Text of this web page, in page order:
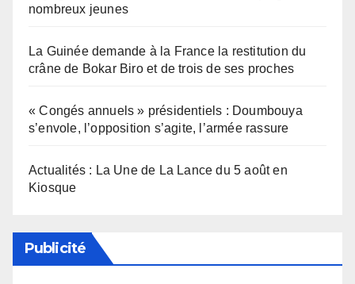
nombreux jeunes
La Guinée demande à la France la restitution du
crâne de Bokar Biro et de trois de ses proches
« Congés annuels » présidentiels : Doumbouya
s’envole, l’opposition s’agite, l’armée rassure
Actualités : La Une de La Lance du 5 août en
Kiosque
Publicité